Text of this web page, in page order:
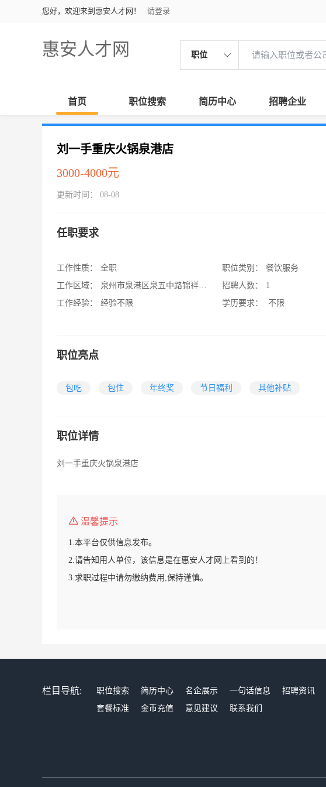
您好，欢迎来到惠安人才网！ 请登录
惠安人才网 职位
首页 职位搜索 简历中心 招聘企业
刘一手重庆火锅泉港店
3000-4000元
更新时间： 08-08
任职要求
工作性质：
全职
工作区域：
泉州市泉港区泉五中路锦祥商住楼203号（泉港汽车站对面）
工作经验：
经验不限
职位类别：
餐饮服务
招聘人数：
1
学历要求：
不限
职位亮点
包吃 包住 年终奖 节日福利 其他补贴
职位详情
刘一手重庆火锅泉港店
温馨提示
1.本平台仅供信息发布。
2.请告知用人单位，该信息是在惠安人才网上看到的！
3.求职过程中请勿缴纳费用,保持谨慎。
栏目导航: 职位搜索 简历中心 名企展示 一句话信息 招聘资讯
套餐标准
金币充值 意见建议 联系我们